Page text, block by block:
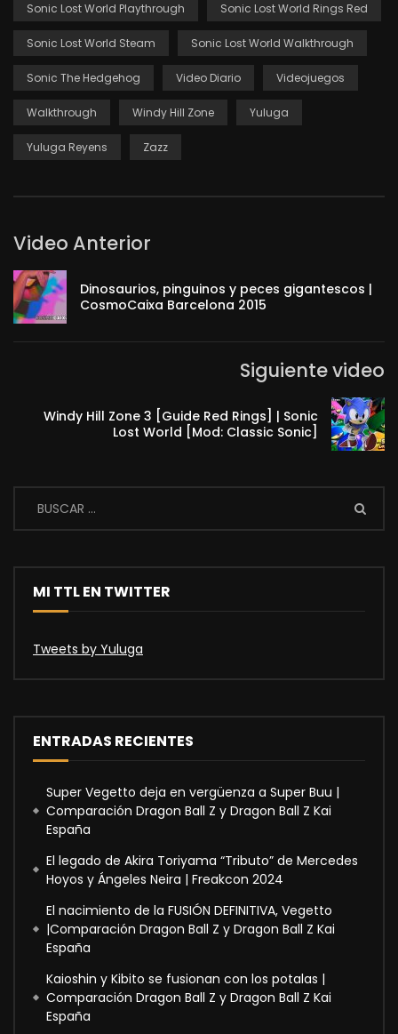
Sonic Lost World Playthrough Sonic Lost World Rings Red
Sonic Lost World Steam Sonic Lost World Walkthrough
Sonic The Hedgehog Video Diario Videojuegos
Walkthrough Windy Hill Zone Yuluga
Yuluga Reyens Zazz
Video Anterior
Dinosaurios, pinguinos y peces gigantescos |
CosmoCaixa Barcelona 2015
Siguiente video
Windy Hill Zone 3 [Guide Red Rings] | Sonic
Lost World [Mod: Classic Sonic]
MI TTL EN TWITTER
Tweets by Yuluga
ENTRADAS RECIENTES
Super Vegetto deja en vergüenza a Super Buu |
Comparación Dragon Ball Z y Dragon Ball Z Kai
España
El legado de Akira Toriyama “Tributo” de Mercedes
Hoyos y Ángeles Neira | Freakcon 2024
El nacimiento de la FUSIÓN DEFINITIVA, Vegetto
|Comparación Dragon Ball Z y Dragon Ball Z Kai
España
Kaioshin y Kibito se fusionan con los potalas |
Comparación Dragon Ball Z y Dragon Ball Z Kai
España